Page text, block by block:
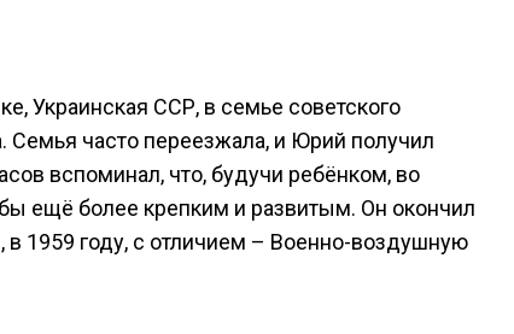
Украинская ССР, в семье советского
Семья часто переезжала, и Юрий получил
вспоминал, что, будучи ребёнком, во
ещё более крепким и развитым. Он окончил
в 1959 году, с отличием – Военно-воздушную